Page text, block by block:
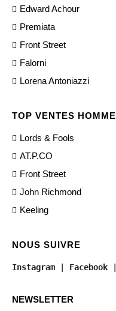
Edward Achour
Premiata
Front Street
Falorni
Lorena Antoniazzi
TOP VENTES HOMME
Lords & Fools
AT.P.CO
Front Street
John Richmond
Keeling
NOUS SUIVRE
Instagram Facebook
NEWSLETTER